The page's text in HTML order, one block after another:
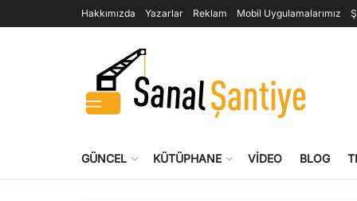
Hakkımızda Yazarlar Reklam Mobil Uygulamalarımız
GÜNCEL KÜTÜPHANE VIDEO BLOG